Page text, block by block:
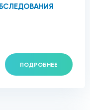
ПОДРОБНЕЕ